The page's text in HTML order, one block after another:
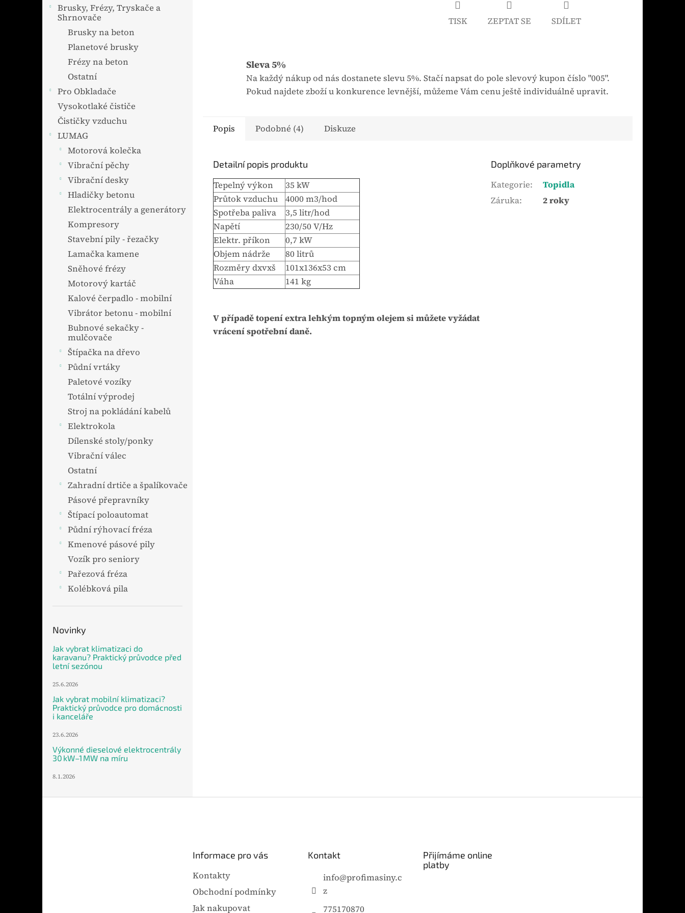
Brusky, Frézy, Tryskače a
Shrnovače
Brusky na beton
Planetové brusky
Frézy na beton
Ostatní
Pro Obkladače
Vysokotlaké čističe
Čističky vzduchu
LUMAG
Motorová kolečka
Vibrační pěchy
Vibrační desky
Hladičky betonu
Elektrocentrály a generátory
Kompresory
Stavební pily - řezačky
Lamačka kamene
Sněhové frézy
Motorový kartáč
Kalové čerpadlo - mobilní
Vibrátor betonu - mobilní
Bubnové sekačky -
mulčovače
Štípačka na dřevo
Půdní vrtáky
Paletové vozíky
Totální výprodej
Stroj na pokládání kabelů
Elektrokola
Dílenské stoly/ponky
Vibrační válec
Ostatní
Zahradní drtiče a špalíkovače
Pásové přepravníky
Štípací poloautomat
Půdní rýhovací fréza
Kmenové pásové pily
Vozík pro seniory
Pařezová fréza
Kolébková pila
Novinky
Jak vybrat klimatizaci do
karavanu? Praktický průvodce před
letní sezónou
25.6.2026
Jak vybrat mobilní klimatizaci?
Praktický průvodce pro domácnosti
i kanceláře
23.6.2026
Výkonné dieselové elektrocentrály
30 kW–1 MW na míru
8.1.2026
TISK ZEPTAT SE SDÍLET
Sleva 5%
Na každý nákup od nás dostanete slevu 5%. Stačí napsat do pole slevový kupon číslo "005".
Pokud najdete zboží u konkurence levnější, můžeme Vám cenu ještě individuálně upravit.
Popis Podobné (4) Diskuze
Detailní popis produktu
Tepelný výkon
35 kW
Průtok vzduchu
4000 m3/hod
Spotřeba paliva
3,5 litr/hod
Napětí
230/50 V/Hz
Elektr. příkon
0,7 kW
Objem nádrže
80 litrů
Rozměry dxvxš
101x136x53 cm
Váha
141 kg
V případě topení extra lehkým topným olejem si můžete vyžádat
vrácení spotřební daně.
Doplňkové parametry
Kategorie:
Topidla
Záruka: 2 roky
Informace pro vás
Kontakty
Obchodní podmínky
Jak nakupovat
Kontakt
info@profimasiny.c
z
775170870
Přijímáme online
platby